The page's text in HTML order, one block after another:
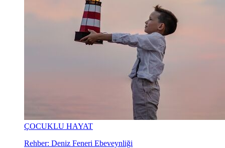
ÇOCUKLU HAYAT
Rehber: Deniz Feneri Ebeveynliği